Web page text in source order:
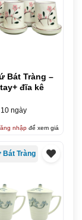
Bát Tràng –
tay+ đĩa kê
10 ngày
nhậpđể xem giá
Bát Tràng